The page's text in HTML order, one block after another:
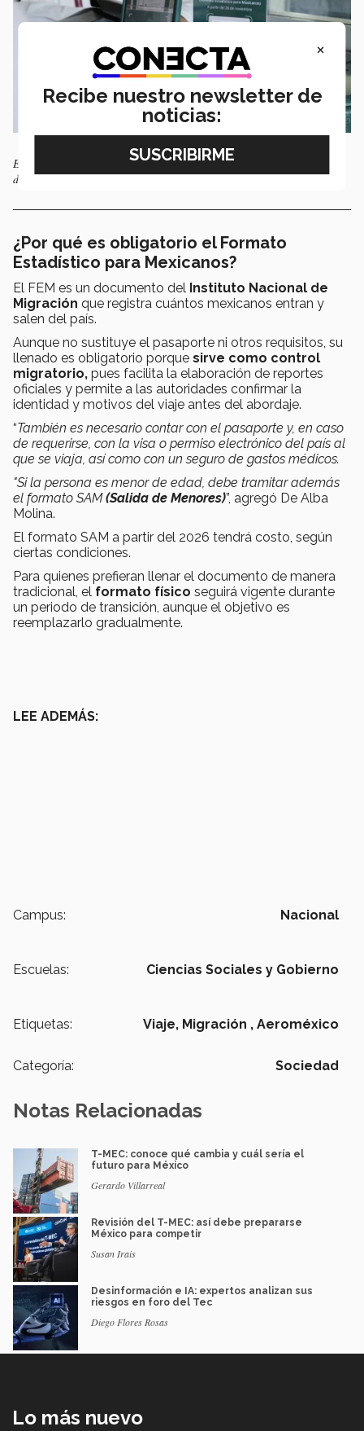
El Formato Migratorio digital puede llenarse escaneando códigos QR
disponibles en aeropuertos internacionales. Foto: ATDT
¿Por qué es obligatorio el Formato
Estadístico para Mexicanos?
El FEM es un documento del Instituto Nacional de
Migración que registra cuántos mexicanos entran y
salen del país.
Aunque no sustituye el pasaporte ni otros requisitos, su
llenado es obligatorio porque sirve como control
migratorio, pues facilita la elaboración de reportes
oficiales y permite a las autoridades confirmar la
identidad y motivos del viaje antes del abordaje.
“También es necesario contar con el pasaporte y, en caso
de requerirse, con la visa o permiso electrónico del país al
que se viaja, así como con un seguro de gastos médicos.
"Si la persona es menor de edad, debe tramitar además
el formato SAM(Salida de Menores)”, agregó De Alba
Molina.
El formato SAM a partir del 2026 tendrá costo, según
ciertas condiciones.
Para quienes prefieran llenar el documento de manera
tradicional, el formato físico seguirá vigente durante
un periodo de transición, aunque el objetivo es
reemplazarlo gradualmente.
LEE ADEMÁS:
Campus: Nacional
Escuelas: Ciencias Sociales y Gobierno
Etiquetas: Viaje, Migración , Aeroméxico
Categoría: Sociedad
Notas Relacionadas
T-MEC: conoce qué cambia y cuál sería el
futuro para México
Gerardo Villarreal
Revisión del T-MEC: así debe prepararse
México para competir
Susan Irais
Desinformación e IA: expertos analizan sus
riesgos en foro del Tec
Diego Flores Rosas
Lo más nuevo
×
Recibe nuestro newsletter de
noticias: